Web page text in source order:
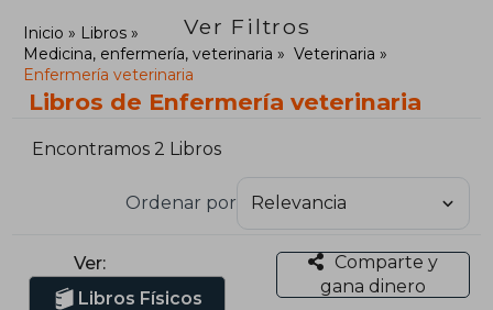
Ver Filtros
Inicio
Libros
Medicina, enfermería, veterinaria
Veterinaria
Enfermería veterinaria
Libros de Enfermería veterinaria
Encontramos 2 Libros
Ordenar por
Ver:
Libros Físicos
Comparte y
gana dinero